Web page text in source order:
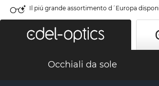
Il piú grande assortimento d´Europa
Occhiali da sole